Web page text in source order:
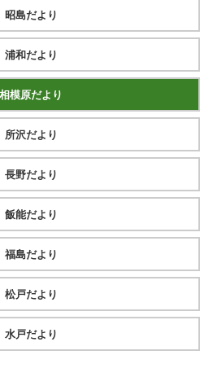
昭島だより
浦和だより
相模原だより
所沢だより
長野だより
飯能だより
福島だより
松戸だより
水戸だより